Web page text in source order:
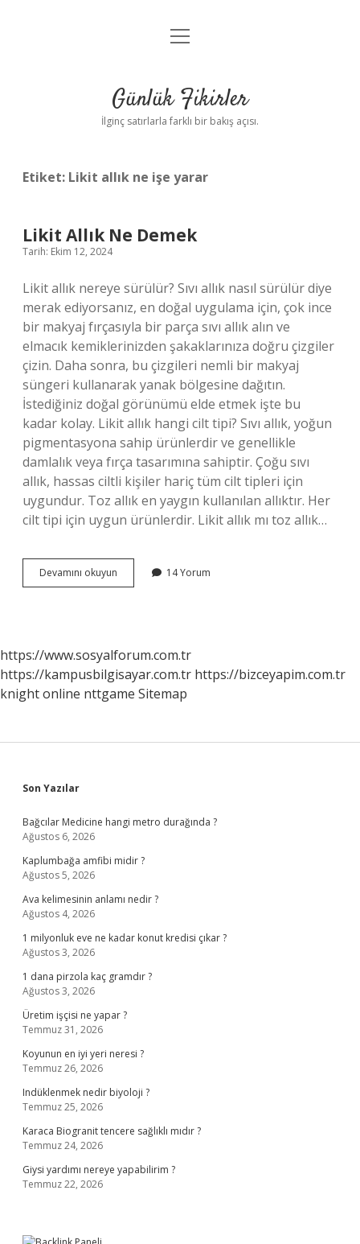
Anasayfa
Yasal Uyarı
menüyü
Günlük Fikirler
İlginç satırlarla farklı bir bakış açısı.
Etiket: Likit allık ne işe yarar
Likit Allık Ne Demek
Tarih: Ekim 12, 2024
Likit allık nereye sürülür? Sıvı allık nasıl sürülür diye
merak ediyorsanız, en doğal uygulama için, çok ince
bir makyaj fırçasıyla bir parça sıvı allık alın ve
elmacık kemiklerinizden şakaklarınıza doğru çizgiler
çizin. Daha sonra, bu çizgileri nemli bir makyaj
süngeri kullanarak yanak bölgesine dağıtın.
İstediğiniz doğal görünümü elde etmek işte bu
kadar kolay. Likit allık hangi cilt tipi? Sıvı allık, yoğun
pigmentasyona sahip ürünlerdir ve genellikle
damlalık veya fırça tasarımına sahiptir. Çoğu sıvı
allık, hassas ciltli kişiler hariç tüm cilt tipleri için
uygundur. Toz allık en yaygın kullanılan allıktır. Her
cilt tipi için uygun ürünlerdir. Likit allık mı toz allık…
Devamını okuyun
Allık
14 Yorum
https://www.sosyalforum.com.tr
https://kampusbilgisayar.com.tr https://bizceyapim.com.tr
knight online nttgame Sitemap
Sidebar
Son Yazılar
Bağcılar Medicine hangi metro durağında ?
Ağustos 6, 2026
Kaplumbağa amfibi midir ?
Ağustos 5, 2026
Ava kelimesinin anlamı nedir ?
Ağustos 4, 2026
1 milyonluk eve ne kadar konut kredisi çıkar ?
Ağustos 3, 2026
1 dana pirzola kaç gramdır ?
Ağustos 3, 2026
Üretim işçisi ne yapar ?
Temmuz 31, 2026
Koyunun en iyi yeri neresi ?
Temmuz 26, 2026
Indüklenmek nedir biyoloji ?
Temmuz 25, 2026
Karaca Biogranit tencere sağlıklı mıdır ?
Temmuz 24, 2026
Giysi yardımı nereye yapabilirim ?
Temmuz 22, 2026